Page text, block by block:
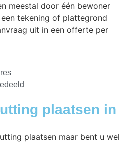
meestal door één bewoner
tekening of plattegrond
uit in een offerte per
plaatsen in
plaatsen maar bent u wel